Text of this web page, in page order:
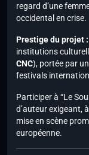
regard d’une
occidental en crise.
Prestige du projet :
institutions
CNC), portée par
festivals
Participer à “Le
d’auteur exigeant,
mise en scène
européenne.